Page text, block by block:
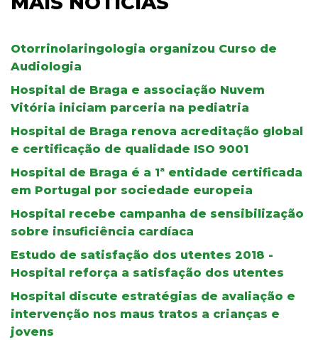
Otorrinolaringologia organizou Curso de
Audiologia
Hospital de Braga e associação Nuvem
Vitória iniciam parceria na pediatria
Hospital de Braga renova acreditação global
e certificação de qualidade ISO 9001
Hospital de Braga é a 1ª entidade certificada
em Portugal por sociedade europeia
Hospital recebe campanha de sensibilização
sobre insuficiência cardíaca
Estudo de satisfação dos utentes 2018 -
Hospital reforça a satisfação dos utentes
Hospital discute estratégias de avaliação e
intervenção nos maus tratos a crianças e
jovens